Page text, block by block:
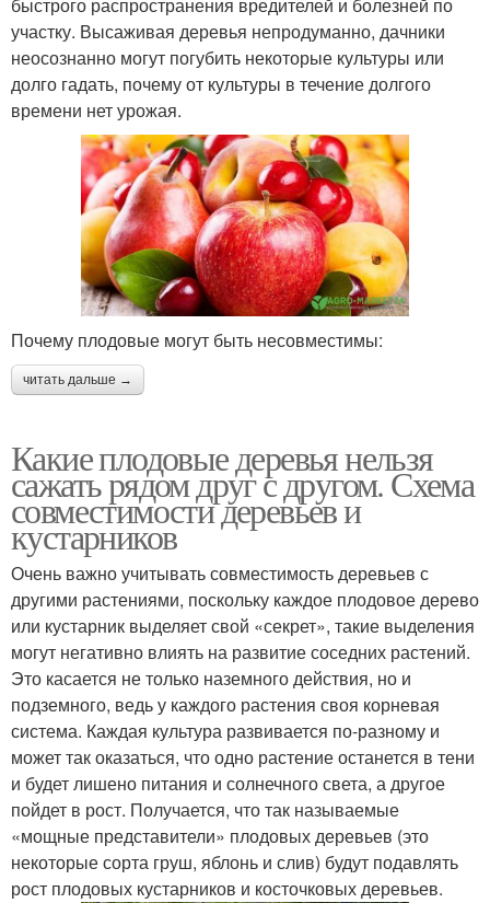
быстрого распространения вредителей и болезней по
участку. Высаживая деревья непродуманно, дачники
неосознанно могут погубить некоторые культуры или
долго гадать, почему от культуры в течение долгого
времени нет урожая.
Почему плодовые могут быть несовместимы:
читать дальше →
Какие плодовые деревья нельзя
сажать рядом друг с другом. Схема
совместимости деревьев и
кустарников
Очень важно учитывать совместимость деревьев с
другими растениями, поскольку каждое плодовое дерево
или кустарник выделяет свой «секрет», такие выделения
могут негативно влиять на развитие соседних растений.
Это касается не только наземного действия, но и
подземного, ведь у каждого растения своя корневая
система. Каждая культура развивается по-разному и
может так оказаться, что одно растение останется в тени
и будет лишено питания и солнечного света, а другое
пойдет в рост. Получается, что так называемые
«мощные представители» плодовых деревьев (это
некоторые сорта груш, яблонь и слив) будут подавлять
рост плодовых кустарников и косточковых деревьев.